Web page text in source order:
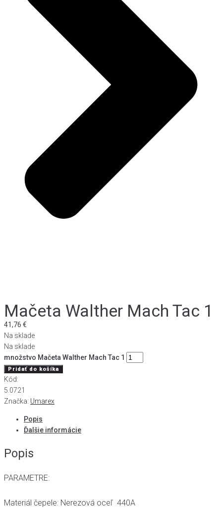
Mačeta Walther Mach Tac 1
41,76 €
Na sklade
Na sklade
množstvo Mačeta Walther Mach Tac 1
Pridať do košíka
Kód:
5.0721
Značka: Umarex
Popis
Ďalšie informácie
Popis
PARAMETRE:
Materiál čepele: Nerezová oceľ 440A